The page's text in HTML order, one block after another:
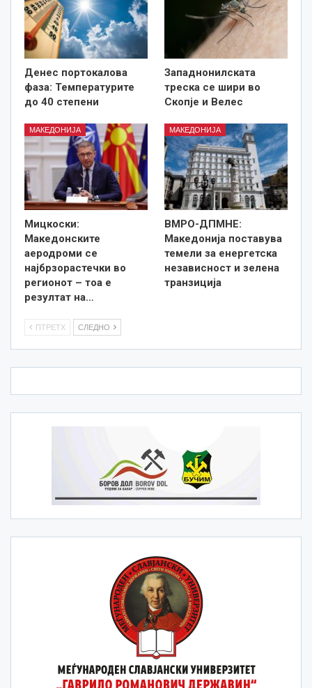
Денес портокалова
фаза: Температурите
до 40 степени
Западнонилската
треска се шири во
Скопје и Велес
МАКЕДОНИЈА
Мицкоски:
Македонските
аеродроми се
најбрзорастечки во
регионот – тоа е
резултат на…
МАКЕДОНИЈА
ВМРО-ДПМНЕ:
Македонија поставува
темели за енергетска
независност и зелена
транзиција
ПТРЕТХ СЛЕДНО